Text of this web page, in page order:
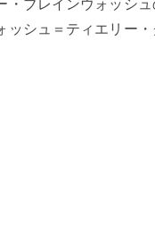
ブレインウォッシュ
シュ＝ティエリー